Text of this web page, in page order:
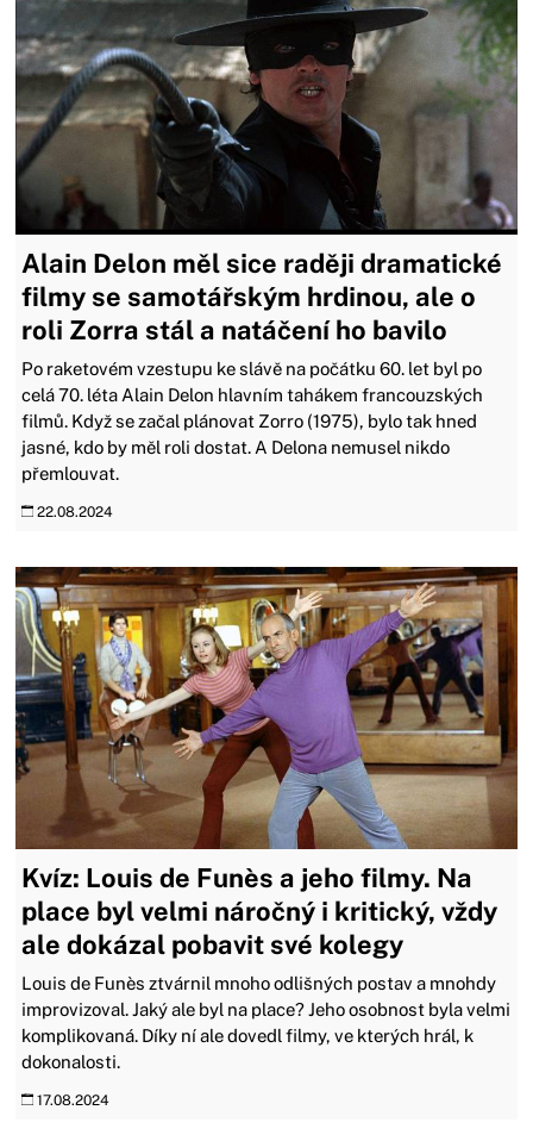
Alain Delon měl sice raději dramatické
filmy se samotářským hrdinou, ale o
roli Zorra stál a natáčení ho bavilo
Po raketovém vzestupu ke slávě na počátku 60. let byl po
celá 70. léta Alain Delon hlavním tahákem francouzských
filmů. Když se začal plánovat Zorro (1975), bylo tak hned
jasné, kdo by měl roli dostat. A Delona nemusel nikdo
přemlouvat.
22.08.2024
Kvíz: Louis de Funès a jeho filmy. Na
place byl velmi náročný i kritický, vždy
ale dokázal pobavit své kolegy
Louis de Funès ztvárnil mnoho odlišných postav a mnohdy
improvizoval. Jaký ale byl na place? Jeho osobnost byla velmi
komplikovaná. Díky ní ale dovedl filmy, ve kterých hrál, k
dokonalosti.
17.08.2024